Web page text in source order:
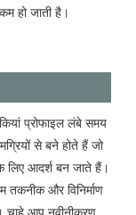
हो जाती है।
प्रोफाइल लंबे समय
से बने होते हैं जो
लिए आदर्श बन जाते हैं।
तकनीक और विनिर्माण